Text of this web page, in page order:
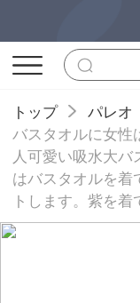
トップ
パレオ
バスタオルに女性
人可愛い吸水大
はバスタオルを着
トします。紫を着